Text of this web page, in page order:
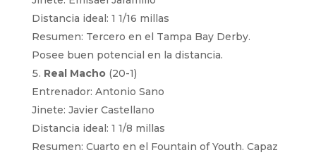
Distancia ideal: 1 1/16 millas
Resumen: Tercero en el Tampa Bay Derby.
Posee buen potencial en la distancia.
Real Macho(20-1)
Entrenador: Antonio Sano
Jinete: Javier Castellano
Distancia ideal: 1 1/8 millas
Resumen: Cuarto en el Fountain of Youth. Capaz